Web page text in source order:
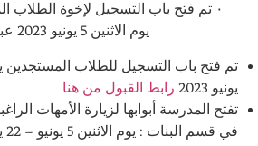
٠ تم فتح باب التسجيل لإخوة الطلاب
يوم الاثنين 5 يونيو 2023 عبر
يونيو 2023
رابط القبول من هنا
تفتح المدرسة أبوابها لزيارة الأمهات